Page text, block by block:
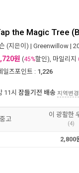
the Magic Tree
(지은이) | Greenwillow |
원 (45%할인), 마일리지
일즈포인트 : 1,226
11시 잠들기전 배송 지역변경
고
이 광활한
(4)
2,800